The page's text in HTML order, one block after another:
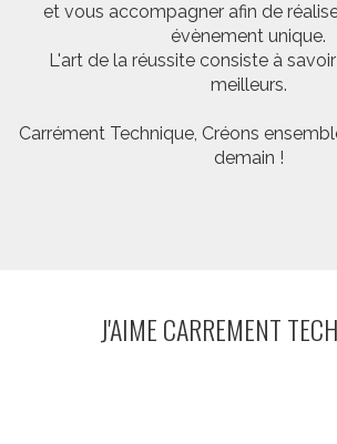
et vous accompagner afin de
évènement unique.
L'art de la réussite consiste à
meilleurs.
Carrément Technique, Créons
demain !
J'AIME CARREMENT